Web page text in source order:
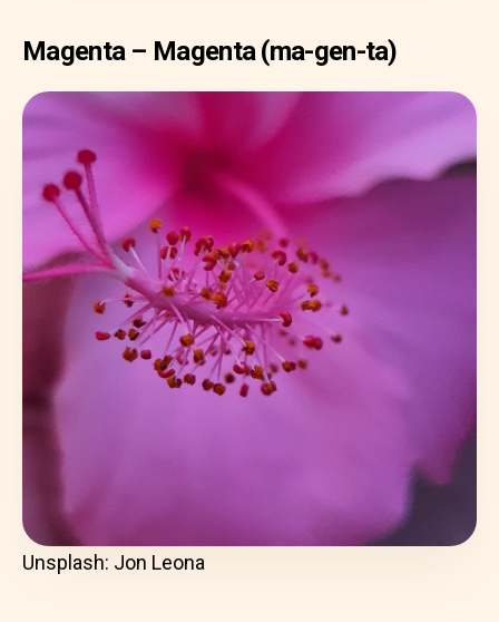
Magenta – Magenta (ma-gen-ta)
Unsplash: Jon Leona